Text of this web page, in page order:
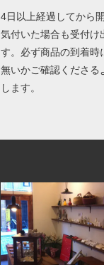
4日以上経過してから
気付いた場合も受付け
す。必ず商品の到着時
無いかご確認くださる
します。